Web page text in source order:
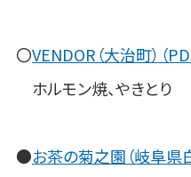
〇VENDOR（大治町）（
ホルモン焼、やきとり
●お茶の菊之園（岐阜県